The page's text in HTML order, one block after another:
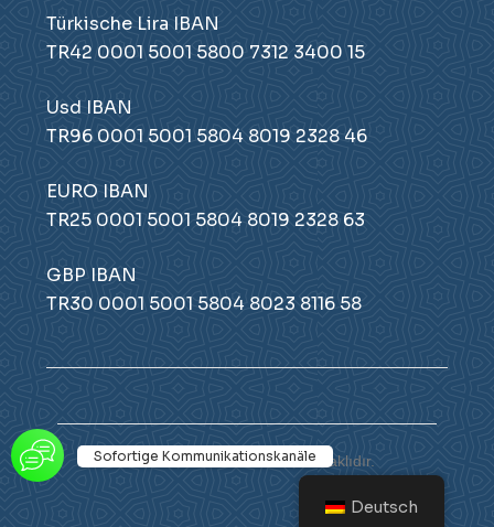
Türkische Lira IBAN
TR42 0001 5001 5800 7312 3400 15
Usd IBAN
TR96 0001 5001 5804 8019 2328 46
EURO IBAN
TR25 0001 5001 5804 8019 2328 63
GBP IBAN
TR30 0001 5001 5804 8023 8116 58
© 2026 Atamer. Tüm hakları saklıdır.
Sofortige Kommunikationskanäle
Deutsch